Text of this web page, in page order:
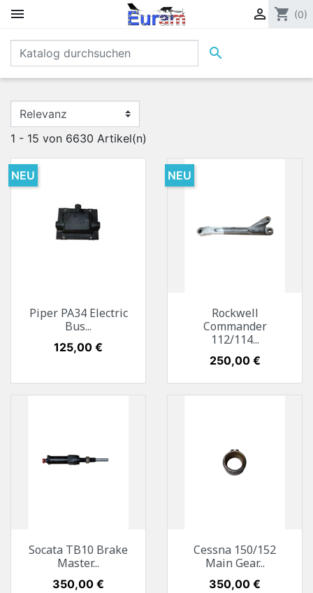
  shopping_cart (0)

1 - 15 von 6630 Artikel(n)
Piper PA34 Electric
Bus...
Preis
125,00 €
NEU
Rockwell
Commander
112/114...
Preis
250,00 €
NEU
Socata TB10 Brake
Master...
Preis
350,00 €
Cessna 150/152
Main Gear...
Preis
350,00 €